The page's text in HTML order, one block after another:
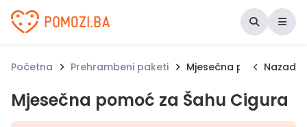
Udruženje Pomozi.ba
Početna Prehrambeni paketi Mjesečna pomoć za
Nazad
Mjesečna pomoć za Šahu Cigura